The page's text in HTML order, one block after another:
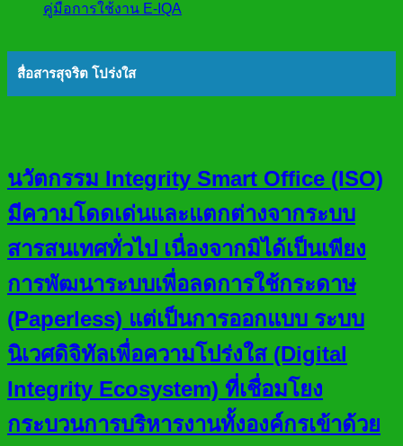
คู่มือการใช้งาน E-IQA
สื่อสารสุจริต โปร่งใส
นวัตกรรม Integrity Smart Office (ISO)
มีความโดดเด่นและแตกต่างจากระบบ
สารสนเทศทั่วไป เนื่องจากมิได้เป็นเพียง
การพัฒนาระบบเพื่อลดการใช้กระดาษ
(Paperless) แต่เป็นการออกแบบ ระบบ
นิเวศดิจิทัลเพื่อความโปร่งใส (Digital
Integrity Ecosystem) ที่เชื่อมโยง
กระบวนการบริหารงานทั้งองค์กรเข้าด้วย